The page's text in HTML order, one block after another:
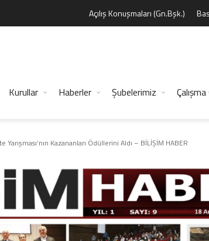
Açılış Konuşmaları (Gn.Bşk.)
Kurullar Haberler Şubelerimiz
Yarışması’nın Kazananları Ödüllerini Aldı – BİLİŞİM HABER